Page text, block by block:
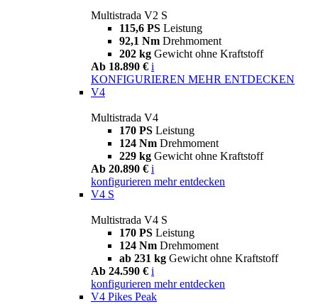
Multistrada V2 S
115,6 PS Leistung
92,1 Nm Drehmoment
202 kg Gewicht ohne Kraftstoff
Ab 18.890 € i
KONFIGURIEREN MEHR ENTDECKEN
V4
Multistrada V4
170 PS Leistung
124 Nm Drehmoment
229 kg Gewicht ohne Kraftstoff
Ab 20.890 € i
konfigurieren mehr entdecken
V4 S
Multistrada V4 S
170 PS Leistung
124 Nm Drehmoment
ab 231 kg Gewicht ohne Kraftstoff
Ab 24.590 € i
konfigurieren mehr entdecken
V4 Pikes Peak